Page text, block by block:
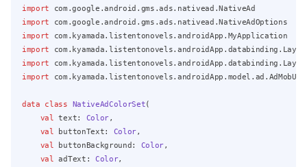
import com.google.android.gms.ads.nativead.NativeAd
import com.google.android.gms.ads.nativead.NativeAdOptions
import com.kyamada.listentonovels.androidApp.MyApplication
import
import
import
data class NativeAdColorSet(
val text: Color,
val buttonText: Color,
val buttonBackground: Color,
val adText: Color,